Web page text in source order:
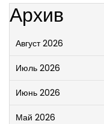
Архив
Август 2026
Июль 2026
Июнь 2026
Май 2026